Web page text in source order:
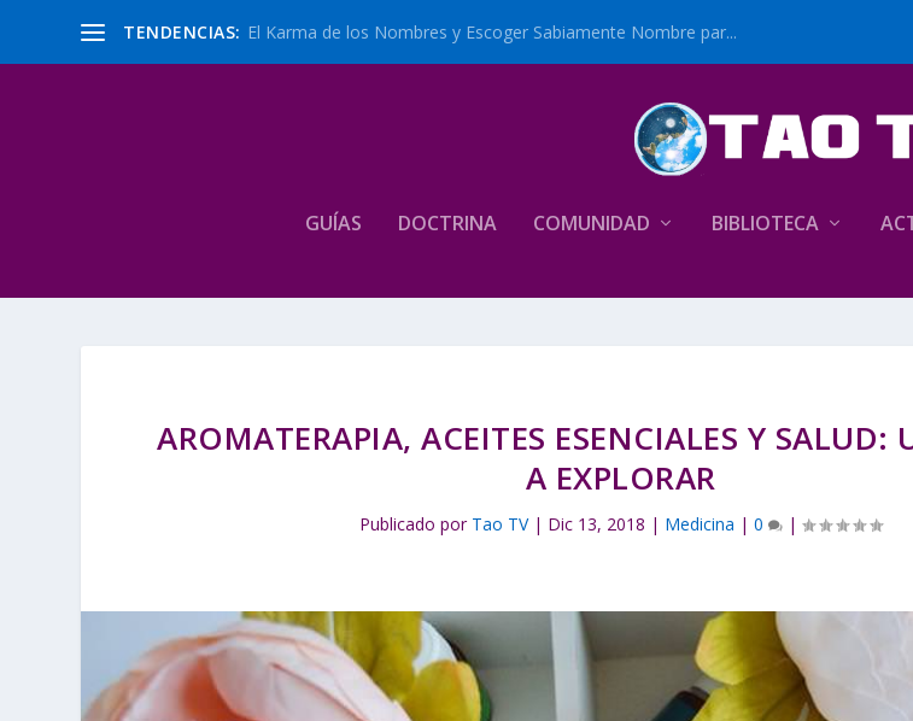
TENDENCIAS: El Karma de los Nombres y Escoger Sabiamente Nombre par...
GUÍAS DOCTRINA COMUNIDAD BIBLIOTECA
AROMATERAPIA, ACEITES ESENCIALES Y
A EXPLORAR
Publicado por Tao TV| Dic 13, 2018 | Medicina |0 |